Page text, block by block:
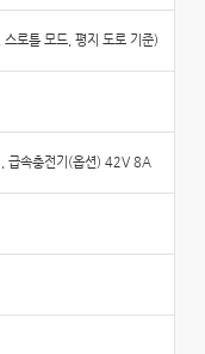
로틀 모드, 평지 도로 기준)
급속충전기(옵션) 42V 8A